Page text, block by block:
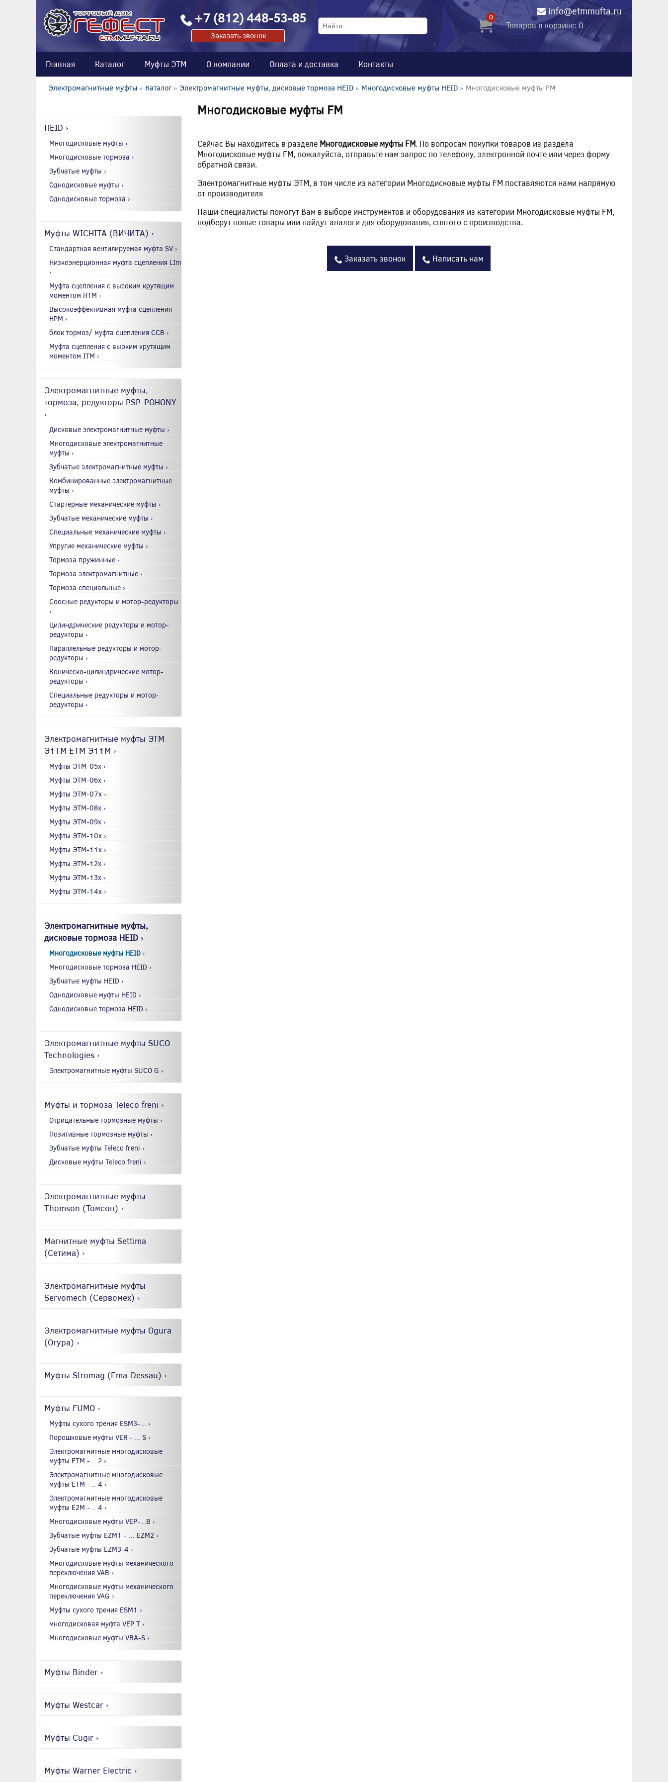
info@etmmufta.ru
+7 (812) 448-53-85
Заказать звонок
0
Товаров в корзине: 0
Главная Каталог Муфты ЭТМ О компании Оплата и доставка Контакты
Электромагнитные муфты » Каталог» Электромагнитные муфты, дисковые тормоза HEID » Многодисковые муфты HEID » Многодисковые муфты FM
HEID ›
Многодисковые муфты ›
Многодисковые тормоза ›
Зубчатые муфты ›
Однодисковые муфты ›
Однодисковые тормоза ›
Муфты WICHITA (ВИЧИТА) ›
Стандартная вентилируемая муфта SV ›
Низкоэнерционная муфта сцепления LIm
›
Муфта сцепления с высоким крутящим
моментом HTM ›
Высокоэффективная муфта сцепления
HPM ›
блок тормоз/ муфта сцепления CCB ›
Муфта сцепления с выоким крутящим
моментом ITM ›
Электромагнитные муфты,
тормоза, редукторы PSP-POHONY
›
Дисковые электромагнитные муфты ›
Многодисковые электромагнитные
муфты ›
Зубчатые электромагнитные муфты ›
Комбинированные электромагнитные
муфты ›
Стартерные механические муфты ›
Зубчатые механические муфты ›
Специальные механические муфты ›
Упругие механические муфты ›
Тормоза пружинные ›
Тормоза электромагнитные ›
Тормоза специальные ›
Соосные редукторы и мотор-редукторы
›
Цилиндрические редукторы и мотор-
редукторы ›
Параллельные редукторы и мотор-
редукторы ›
Коническо-цилиндрические мотор-
редукторы ›
Специальные редукторы и мотор-
редукторы ›
Электромагнитные муфты ЭТМ
Э1ТМ ETM Э11М ›
Муфты ЭТМ-05x ›
Муфты ЭТМ-06x ›
Муфты ЭТМ-07x ›
Муфты ЭТМ-08x ›
Муфты ЭТМ-09x ›
Муфты ЭТМ-10x ›
Муфты ЭТМ-11x ›
Муфты ЭТМ-12x ›
Муфты ЭТМ-13x ›
Муфты ЭТМ-14x ›
Электромагнитные муфты,
дисковые тормоза HEID ›
Многодисковые муфты HEID ›
Многодисковые тормоза HEID ›
Зубчатые муфты HEID ›
Однодисковые муфты HEID ›
Однодисковые тормоза HEID ›
Электромагнитные муфты SUCO
Technologies ›
Электромагнитные муфты SUCO G ›
Муфты и тормоза Teleco freni ›
Отрицательные тормозные муфты ›
Позитивные тормозные муфты ›
Зубчатые муфты Teleco freni ›
Дисковые муфты Teleco freni ›
Электромагнитные муфты
Thomson (Томсон) ›
Магнитные муфты Settima
(Сетима) ›
Электромагнитные муфты
Servomech (Сервомех) ›
Электромагнитные муфты Ogura
(Огура) ›
Муфты Stromag (Ema-Dessau) ›
Муфты FUMO ›
Муфты сухого трения ESM3-... ›
Порошковые муфты VER - ... S ›
Электромагнитные многодисковые
муфты EТМ - .. 2 ›
Электромагнитные многодисковые
муфты EТМ - .. 4 ›
Электромагнитные многодисковые
муфты E2М - .. 4 ›
Многодисковые муфты VEP-...B ›
Зубчатые муфты EZM1 - ... EZM2 ›
Зубчатые муфты EZM3-4 ›
Многодисковые муфты механического
переключения VAB ›
Многодисковые муфты механического
переключения VAG ›
Муфты сухого трения ESM1 ›
многодисковая муфта VEP T ›
Многодисковые муфты VBA-S ›
Муфты Binder ›
Муфты Westcar ›
Муфты Cugir ›
Муфты Warner Electric ›
Многодисковые муфты FM
Сейчас Вы находитесь в разделе Многодисковые муфты FM. По вопросам покупки товаров из раздела
Многодисковые муфты FM, пожалуйста, отправьте нам запрос по телефону, электронной почте или через форму
обратной связи.
Электромагнитные муфты ЭТМ, в том числе из категории Многодисковые муфты FM поставляются нами напрямую
от производителя
Наши специалисты помогут Вам в выборе инструментов и оборудования из категории Многодисковые муфты FM,
подберут новые товары или найдут аналоги для оборудования, снятого с производства.
Заказать звонок Написать нам